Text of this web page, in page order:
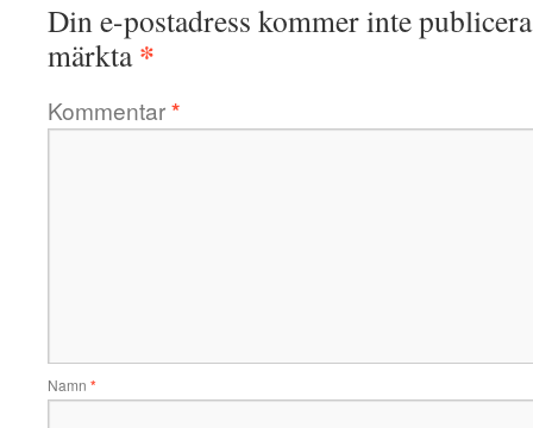
Din e-postadress kommer inte
märkta*
Kommentar*
Namn *